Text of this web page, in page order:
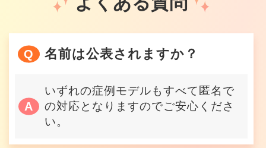
名前は公表されますか？
いずれの症例モデルもすべて匿名で
の対応となりますのでご安心くださ
い。